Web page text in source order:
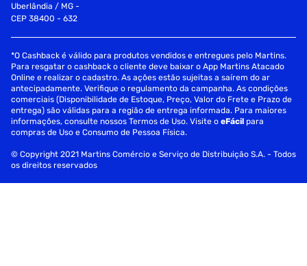
Uberlândia / MG -
CEP 38400 - 632
*O Cashback é válido para produtos vendidos e entregues pelo Martins.
Para resgatar o cashback o cliente deve baixar o App Martins Atacado
Online e realizar o cadastro. As ações estão sujeitas a saírem do ar
antecipadamente. Verifique o regulamento da campanha. As condições
comerciais (Disponibilidade de Estoque, Preço, Valor do Frete e Prazo de
entrega) são válidas para a região de entrega informada. Para maiores
informações, consulte nossos Termos de Uso. Visite oeFácil para
compras de Uso e Consumo de Pessoa Física.
© Copyright 2021 Martins Comércio e Serviço de Distribuição S.A. - Todos
os direitos reservados